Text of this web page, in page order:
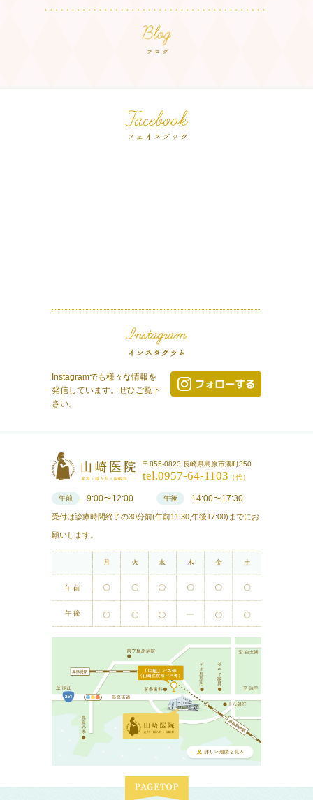
Instagramでも様々な情報を
発信しています。ぜひご覧下
さい。
〒855-0823 長崎県島原市湊町350
tel.0957-64-1103 （代）
午前 9:00〜12:00 午後 14:00〜17:30
受付は診療時間終了の30分前(午前11:30,午後17:00)までにお
願いします。